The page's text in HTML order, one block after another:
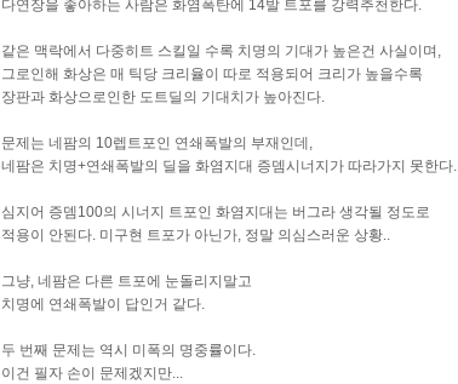
다연장을 좋아하는 사람은 화염폭탄에 14발 트포를 강력추천한다.
같은 맥락에서 다중히트 스킬일 수록 치명의 기대가 높은건 사실이며,
그로인해 화상은 매 틱당 크리율이 따로 적용되어 크리가 높을수록
장판과 화상으로인한 도트딜의 기대치가 높아진다.
문제는 네팜의 10렙트포인 연쇄폭발의 부재인데,
네팜은 치명+연쇄폭발의 딜을 화염지대 증뎀시너지가 따라가지 못한다.
심지어 증뎀100의 시너지 트포인 화염지대는 버그라 생각될 정도로
적용이 안된다. 미구현 트포가 아닌가, 정말 의심스러운 상황..
그냥, 네팜은 다른 트포에 눈돌리지말고
치명에 연쇄폭발이 답인거 같다.
두 번째 문제는 역시 미폭의 명중률이다.
이건 필자 손이 문제겠지만...